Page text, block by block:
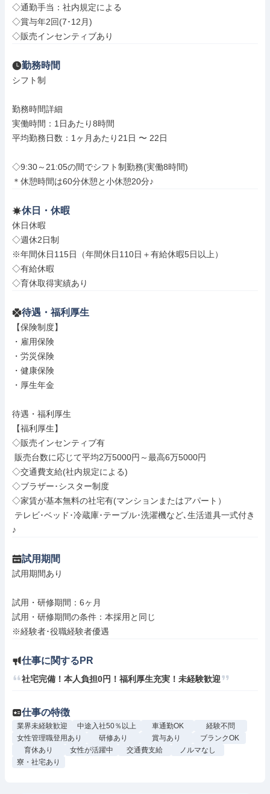
◇通勤手当：社内規定による
◇賞与年2回(7･12月)
◇販売インセンティブあり
勤務時間
シフト制
勤務時間詳細
実働時間：1日あたり8時間
平均勤務日数：1ヶ月あたり21日 〜 22日
◇9:30～21:05の間でシフト制勤務(実働8時間)
＊休憩時間は60分休憩と小休憩20分♪
休日・休暇
休日休暇
◇週休2日制
※年間休日115日（年間休日110日＋有給休暇5日以上）
◇有給休暇
◇育休取得実績あり
待遇・福利厚生
【保険制度】
・雇用保険
・労災保険
・健康保険
・厚生年金
待遇・福利厚生
【福利厚生】
◇販売インセンティブ有
◇交通費支給(社内規定による)
◇ブラザー･シスター制度
◇家賃が基本無料の社宅有(マンションまたはアパート）
♪
試用期間
試用期間あり
試用・研修期間：6ヶ月
試用・研修期間の条件：本採用と同じ
仕事に関するPR
社宅完備！本人負担0円！福利厚生充実！未経験歓迎
仕事の特徴
業界未経験歓迎 中途入社50％以上 車通勤OK
経験不問
女性管理職登用あり
研修あり 賞与あり
ブランクOK
育休あり
女性が活躍中 交通費支給
ノルマなし
寮・社宅あり